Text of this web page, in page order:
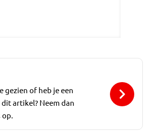
gezien of heb je een
artikel? Neem dan
op.